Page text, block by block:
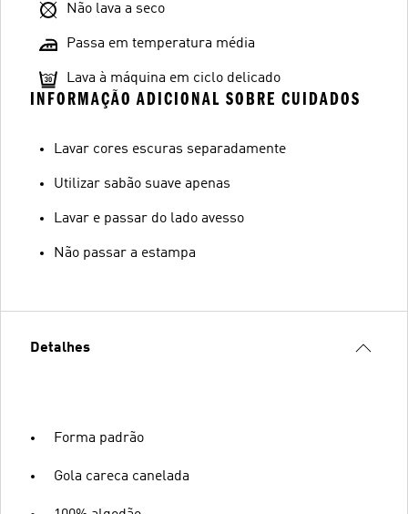
Não lava a seco
Passa em temperatura média
Lava à máquina em ciclo delicado
INFORMAÇÃO ADICIONAL SOBRE CUIDADOS
Lavar cores escuras separadamente
Utilizar sabão suave apenas
Lavar e passar do lado avesso
Não passar a estampa
Detalhes
Forma padrão
Gola careca canelada